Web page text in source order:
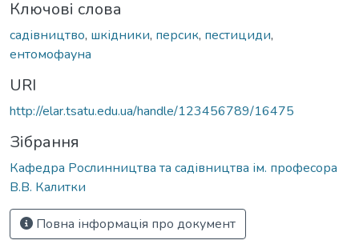
Ключові слова
садівництво, шкідники, персик, пестициди,
ентомофауна
URI
http://elar.tsatu.edu.ua/handle/123456789/16475
Зібрання
Кафедра Рослинництва та садівництва ім. професора
В.В. Калитки
Повна інформація про документ